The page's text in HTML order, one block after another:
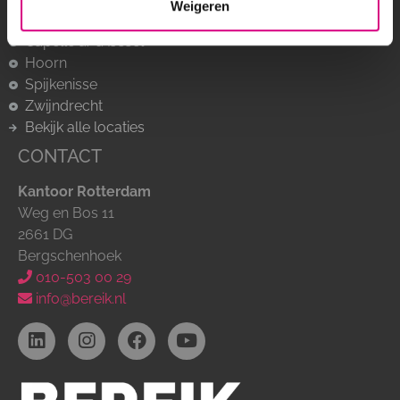
Weigeren
Capelle a/d IJssel
Hoorn
Spijkenisse
Zwijndrecht
Bekijk alle locaties
CONTACT
Kantoor Rotterdam
Weg en Bos 11
2661 DG
Bergschenhoek
010-503 00 29
info@bereik.nl